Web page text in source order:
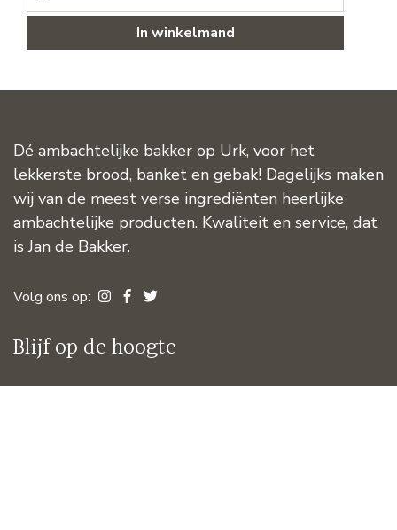
In winkelmand
Dé ambachtelijke bakker op Urk, voor het
lekkerste brood, banket en gebak! Dagelijks maken
wij van de meest verse ingrediënten heerlijke
ambachtelijke producten. Kwaliteit en service, dat
is Jan de Bakker.
Volg ons op:
Blijf op de hoogte